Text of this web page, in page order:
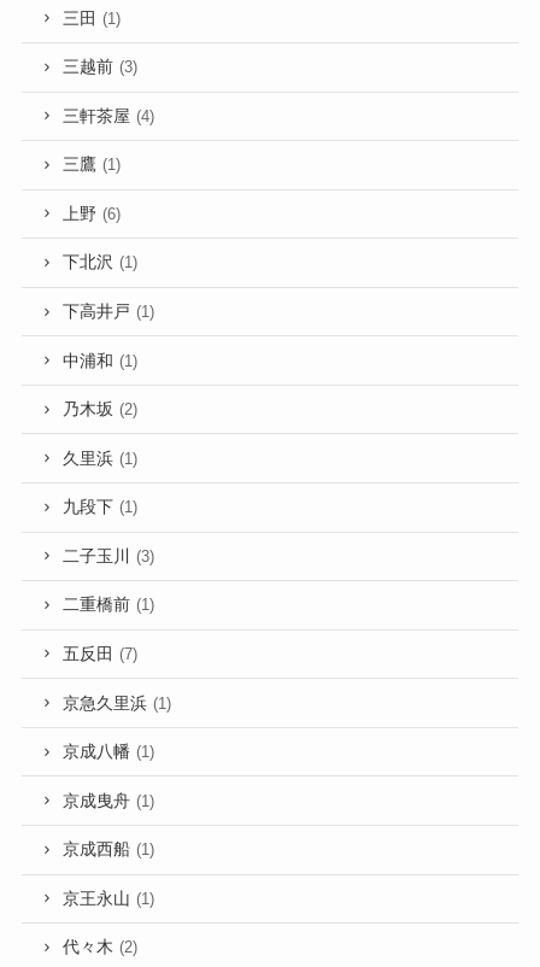
三田 (1)
三越前 (3)
三軒茶屋 (4)
三鷹 (1)
上野 (6)
下北沢 (1)
下高井戸 (1)
中浦和 (1)
乃木坂 (2)
久里浜 (1)
九段下 (1)
二子玉川 (3)
二重橋前 (1)
五反田 (7)
京急久里浜 (1)
京成八幡 (1)
京成曳舟 (1)
京成西船 (1)
京王永山 (1)
代々木 (2)